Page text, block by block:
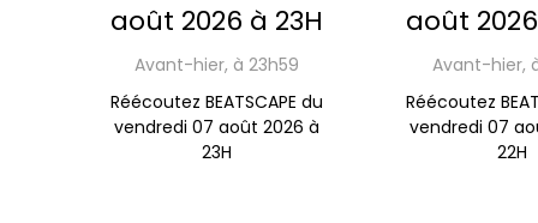
août 2026 à 23H
Avant-hier, à 23h59
Réécoutez BEATSCAPE du
vendredi 07 août 2026 à
23H
août
Avant-hier,
Réécoutez
vendredi 07
22H